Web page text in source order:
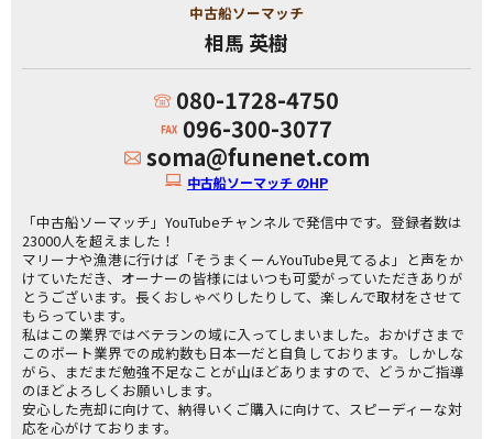
中古船ソーマッチ
相馬 英樹
080-1728-4750
096-300-3077
soma@funenet.com
中古船ソーマッチ のHP
「中古船ソーマッチ」YouTubeチャンネルで発信中です。登録者数は
23000人を超えました！
マリーナや漁港に行けば「そうまくーんYouTube見てるよ」と声をか
けていただき、オーナーの皆様にはいつも可愛がっていただきありが
とうございます。長くおしゃべりしたりして、楽しんで取材をさせて
もらっています。
私はこの業界ではベテランの域に入ってしまいました。おかげさまで
このボート業界での成約数も日本一だと自負しております。しかしな
がら、まだまだ勉強不足なことが山ほどありますので、どうかご指導
のほどよろしくお願いします。
安心した売却に向けて、納得いくご購入に向けて、スピーディーな対
応を心がけております。